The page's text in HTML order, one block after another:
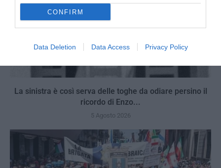
CONFIRM
Data Deletion Data Access Privacy Policy
La sinistra è così serva delle toghe da odiare persino il
ricordo di Enzo...
5 Agosto 2026